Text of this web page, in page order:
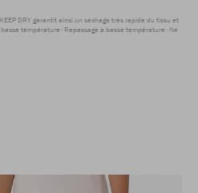
DRY garantit ainsi un séchage très rapide du tissu et
température Repassage à basse température Ne